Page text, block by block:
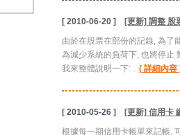
[ 2010-06-20 ]
[更新] 調整 股
由於在股票在部份的記錄, 為了
為減少系統的負荷下, 也將停止
我來整體說明一下: ...( 詳細內容
[ 2010-05-26 ]
[更新] 信用卡
根據每一期信用卡帳單來記帳,